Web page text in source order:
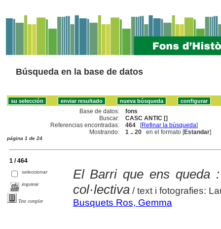
Búsqueda en la base de datos
Base de datos:
fons
Buscar:
CASC ANTIC []
Referencias encontradas:
464 [Refinar la búsqueda]
Mostrando:
1 .. 20 en el formato [Estandar]
página 1 de 24
1 / 464
seleccionar
imprimir
Text complet
El Barri que ens queda
col·lectiva/ text i fotografies:
Busquets Ros, Gemma